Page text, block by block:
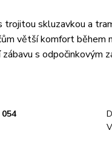
trojitou skluzavkou a
větší komfort během
s odpočinkovým
054